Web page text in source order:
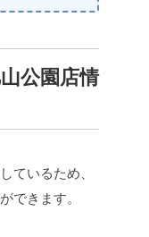
公園店情
ているため、
できます。